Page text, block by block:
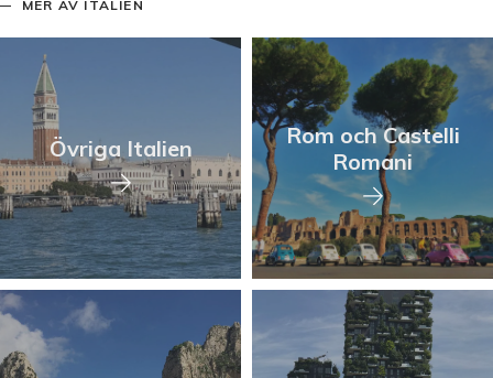
MER AV ITALIEN
Övriga Italien
Rom och Castelli
Romani